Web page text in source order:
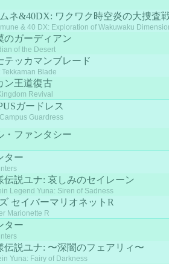
ネ&40DX: ワクワク時空炎の大捜査
& 40 DX: Exploration of Wakuwaku
のガーディアン
of the Desert
テッカマンブレード
Blade
ン王道復古
Revival
ガードレス
Guardress
・ファンタシー
ター
伝説ユナ: 哀しみのセイレーン
Legend Yuna: Siren of Sadness
セイバーマリオネットR
Marionette R
ター
伝説ユナ: 〜深闇のフェアリィ〜
Yuna: Fairy of Darkness